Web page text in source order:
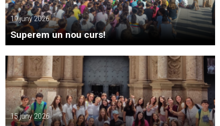
19 juny 2026
Superem un nou curs!
15 juny 2026